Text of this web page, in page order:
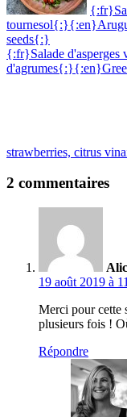
seeds{:}
{:fr}Salade d'asperges
strawberries, citrus
2 commentaires
19 août 2019 à
Merci pour cette
plusieurs fois !
Répondre